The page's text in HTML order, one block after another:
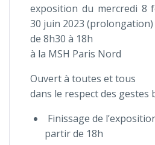
exposition du mercredi 8
30 juin 2023 (prolongation)
de 8h30 à 18h
à la MSH Paris Nord
Ouvert à toutes et tous
dans le respect des gestes
Finissage de
partir de 18h